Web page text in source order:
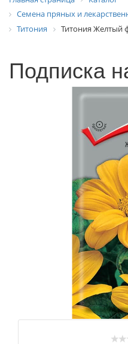
Семена пряных и
Титония
Титония Желтый
Подписка